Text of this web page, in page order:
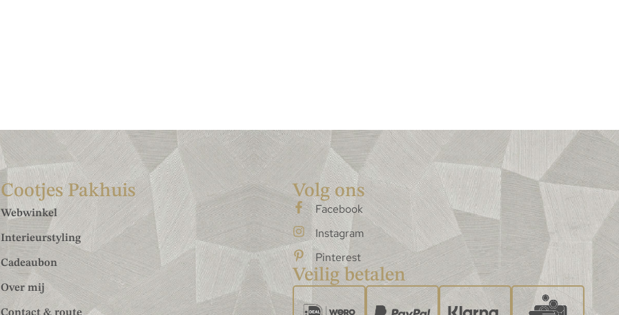
Cootjes Pakhuis
Webwinkel
Interieurstyling
Cadeaubon
Over mij
Volg ons
Facebook
Instagram
Pinterest
Veilig betalen